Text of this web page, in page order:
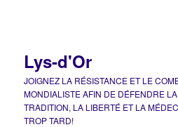
Lys-d'Or
JOIGNEZ LA RÉSISTANCE ET LE
MONDIALISTE AFIN DE DÉFENDRE
TRADITION, LA LIBERTÉ ET LA
TROP TARD!